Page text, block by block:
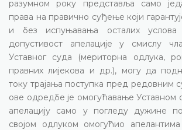
разумном року представља само
права на правично суђење који
и без испуњавања осталих услова
допустивост апелације у смислу
Уставног суда (мериторна одлука,
правних лијекова и др.), могу да
току трајања поступка пред редовним
ове одредбе је омогућавање Уставном
апелацију само у погледу дужине
својом одлуком омогућио